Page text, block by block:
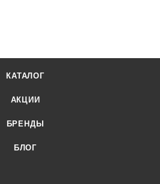
КАТАЛОГ
АКЦИИ
БРЕНДЫ
БЛОГ